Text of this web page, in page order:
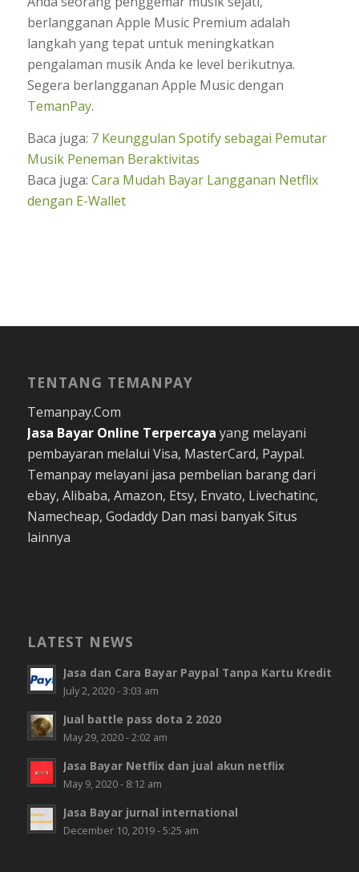
berlangganan Apple Music Premium adalah
langkah yang tepat untuk meningkatkan
pengalaman musik Anda ke level berikutnya.
Segera berlangganan Apple Music dengan
TemanPay.
Baca juga: 7 Keunggulan Spotify sebagai Pemutar
Musik Peneman Beraktivitas
Baca juga: Cara Mudah Bayar Langganan Netflix
dengan E-Wallet
TENTANG TEMANPAY
Temanpay.Com
Jasa Bayar Online Terpercaya yang melayani
pembayaran melalui Visa, MasterCard, Paypal.
Temanpay melayani jasa pembelian barang dari
ebay, Alibaba, Amazon, Etsy, Envato, Livechatinc,
Namecheap, Godaddy Dan masi banyak Situs
lainnya
LATEST NEWS
Jasa dan Cara Bayar Paypal Tanpa Kartu Kredit
July 2, 2020 - 3:03 am
Jual battle pass dota 2 2020
May 29, 2020 - 2:02 am
Jasa Bayar Netflix dan jual akun netflix
May 9, 2020 - 8:12 am
Jasa Bayar jurnal international
December 10, 2019 - 5:25 am